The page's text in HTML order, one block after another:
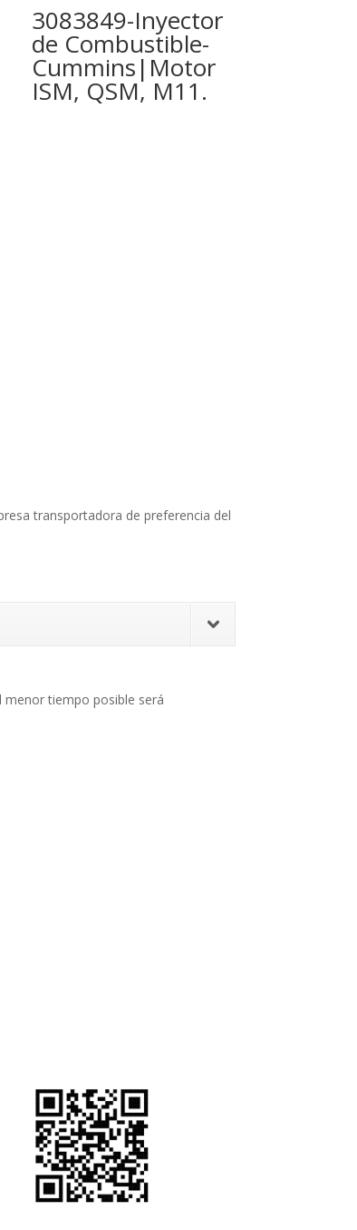
3083849-Inyector
de Combustible-
Cummins|Motor
ISM, QSM, M11.
transportadora de preferencia del
menor tiempo posible será